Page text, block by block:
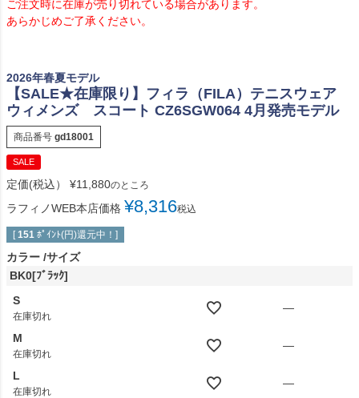
ご注文時に在庫が売り切れている場合があります。
あらかじめご了承ください。
2026年春夏モデル
【SALE★在庫限り】フィラ（FILA）テニスウェア
ウィメンズ スコート CZ6SGW064 4月発売モデル
商品番号 gd18001
SALE
定価(税込） ¥11,880のところ
ラフィノWEB本店価格 ¥8,316税込
[ 151 ﾎﾟｲﾝﾄ(円)還元中！]
カラー サイズ
BK0[ﾌﾞﾗｯｸ]
S
在庫切れ
—
M
在庫切れ
—
L
在庫切れ
—